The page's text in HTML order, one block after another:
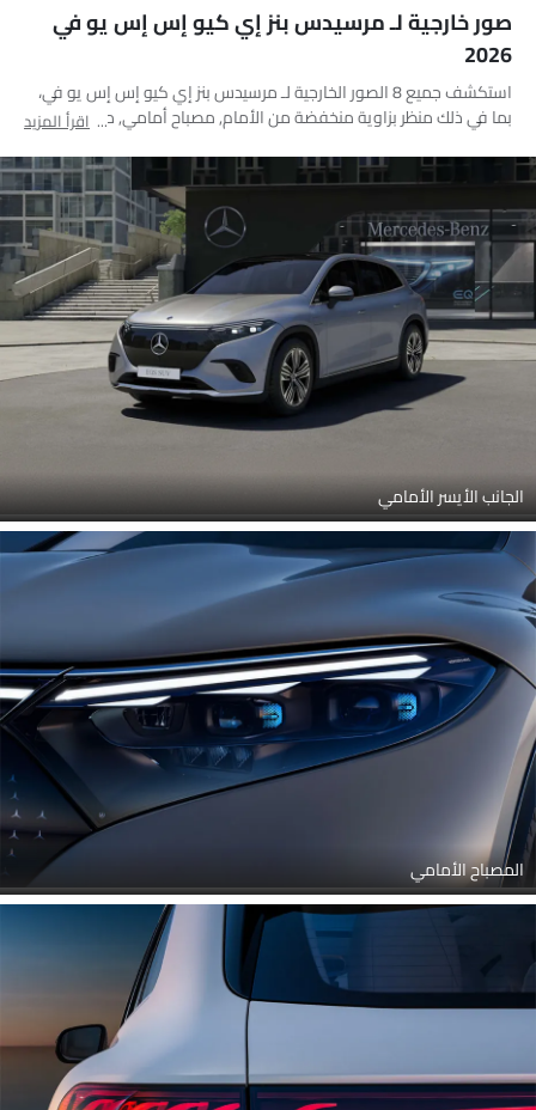
صور خارجية لـ مرسيدس بنز إي كيو إس إس يو في
2026
استكشف جميع 8 الصور الخارجية لـ مرسيدس بنز إي كيو إس إس يو في،
بما في ذلك منظر بزاوية منخفضة من الأمام, مصباح أمامي, مصباح خلفي,
الأمامي, الشعار
اقرأ المزيد
الجانب الأيسر الأمامي
المصباح الأمامي